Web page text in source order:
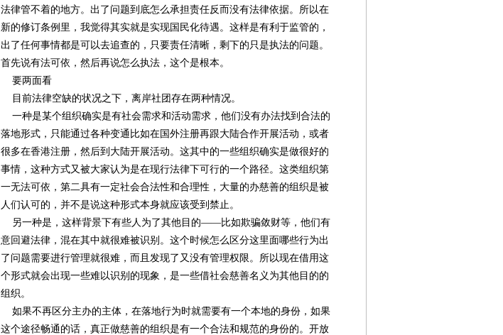
法律管不着的地方。出了问题到底怎么承担责任反而没有法律依据。所以在
新的修订条例里，我觉得其实就是实现国民化待遇。这样是有利于监管的，
出了任何事情都是可以去追查的，只要责任清晰，剩下的只是执法的问题。
首先说有法可依，然后再说怎么执法，这个是根本。
要两面看
目前法律空缺的状况之下，离岸社团存在两种情况。
一种是某个组织确实是有社会需求和活动需求，他们没有办法找到合法的
落地形式，只能通过各种变通比如在国外注册再跟大陆合作开展活动，或者
很多在香港注册，然后到大陆开展活动。这其中的一些组织确实是做很好的
事情，这种方式又被大家认为是在现行法律下可行的一个路径。这类组织第
一无法可依，第二具有一定社会合法性和合理性，大量的办慈善的组织是被
人们认可的，并不是说这种形式本身就应该受到禁止。
另一种是，这样背景下有些人为了其他目的——比如欺骗敛财等，他们有
意回避法律，混在其中就很难被识别。这个时候怎么区分这里面哪些行为出
了问题需要进行管理就很难，而且发现了又没有管理权限。所以现在借用这
个形式就会出现一些难以识别的现象，是一些借社会慈善名义为其他目的的
组织。
如果不再区分主办的主体，在落地行为时就需要有一个本地的身份，如果
这个途径畅通的话，真正做慈善的组织是有一个合法和规范的身份的。开放